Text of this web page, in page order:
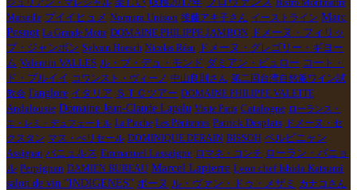
Marseille プイイヒュメ Nomura Unison 後藤アキ子さん イーストライン Marc
Pesnot La Grande Motte DOMAINE PHILIPPE JAMBON ドメーヌ・フィリッ
プ・ジャンボン Sylvain Hoesch Nicolas Réau
ドメーヌ・グレゴリー・ギヨー
ム Valentin VALLES ル・ブ・デュ・モンド ダミアン・ビュロー コート・
ド・ブルイイ コワンスト・ヴィーノ 中山良則さん 第二回台湾自然派ワイン試
飲会 l'anglore イタリア ＳＴＣツアー DOMAINE PHILIPPE VALETTE
Andalousie Domaine Jean-Claude Lapalu Visite Paris Catalogne ローランス・
エ・レミ・デュフェートル La Pioche Les Pénitentes Patrick Desplats ドメーヌ・セ
クスタン マス・ぺリセール DOMINIQUE DERAIN BISSOH ペルピニャン
Assignan バニュルス Emmanuel Lassaigne ロマネ・コンチ ローラン・バニョ
ル Perpignan DAMIEN BUREAU Marcel Lapierre Lyon chef Ishida Katsumi
salon de vin ''INDIGENES'' ボーヌ ル・ヴァン・ドゥ・メザミ
カナコさん